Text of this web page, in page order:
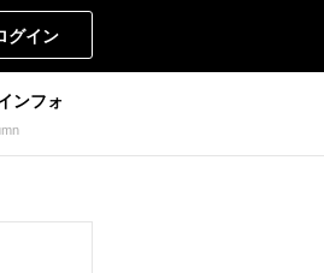
グイン
ンフォ